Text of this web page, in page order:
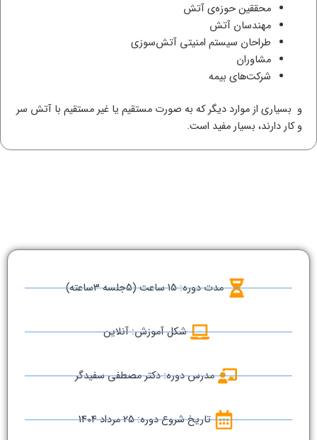
محققین حوزه‌ی آتش
مهندسان آتش
طراحان سیستم امنیتی آتش‌سوزی
مشاوران
شرکت‌های بیمه
و بسیاری از موارد دیگر که به صورت مستقیم یا غیر مستقیم با آتش سر
و کار دارند، بسیار مفید است.
مدت دوره: 15 ساعت (5جلسه 3ساعته)
شکل آموزش: آنلاین
مدرس دوره: دکتر مصطفی سفیدگر
تاریخ شروع دوره: 25 مرداد 1404